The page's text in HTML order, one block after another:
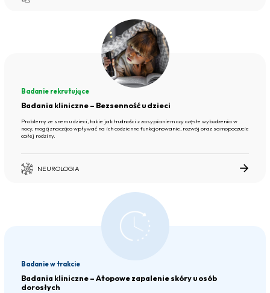
Badanie rekrutujące
Badania kliniczne – Bezsenność u dzieci
Problemy ze snem u dzieci, takie jak trudności z zasypianiem czy częste wybudzenia w
nocy, mogą znacząco wpływać na ich codzienne funkcjonowanie, rozwój oraz samopoczucie
całej rodziny.
NEUROLOGIA
Badanie w trakcie
Badania kliniczne – Atopowe zapalenie skóry u osób
dorosłych